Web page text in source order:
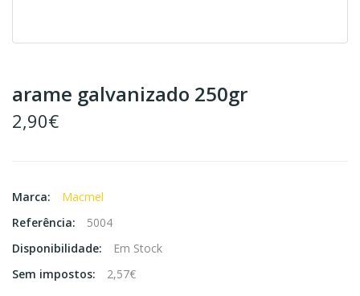
arame galvanizado 250gr
2,90€
Marca:
Macmel
Referência:
5004
Disponibilidade:
Em Stock
Sem impostos:
2,57€